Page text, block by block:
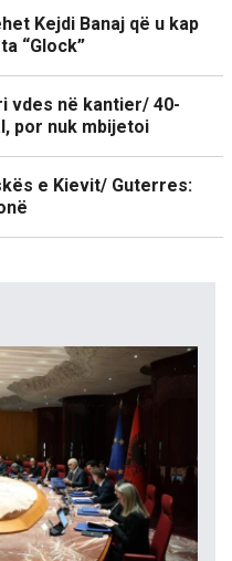
Kejdi Banaj që u kap
“Glock”
vdes në kantier/ 40-
por nuk mbijetoi
e Kievit/ Guterres: